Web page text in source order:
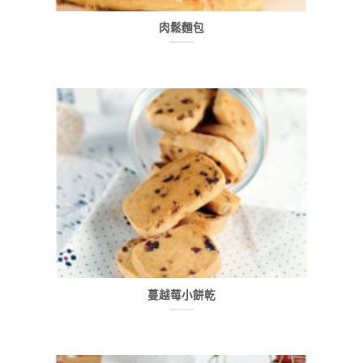
肉鬆麵包
蔓越莓小餅乾